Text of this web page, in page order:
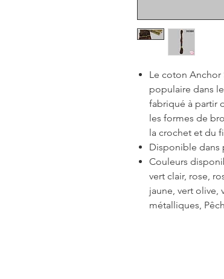
Le coton Anchor
populaire dans
fabriqué à partir
les formes de
la crochet et du fil
Disponible dans
Couleurs
vert clair, rose,
jaune, vert olive,
métalliques,